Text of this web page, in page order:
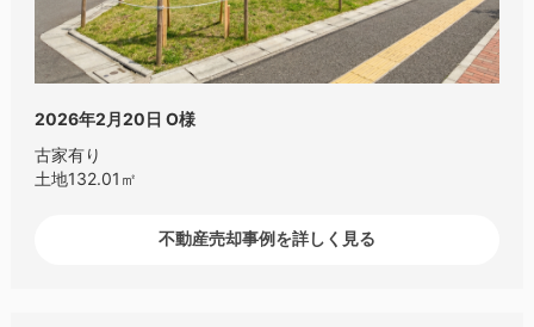
2026年2月20日 O様
古家有り
土地132.01㎡
不動産売却事例を詳しく見る